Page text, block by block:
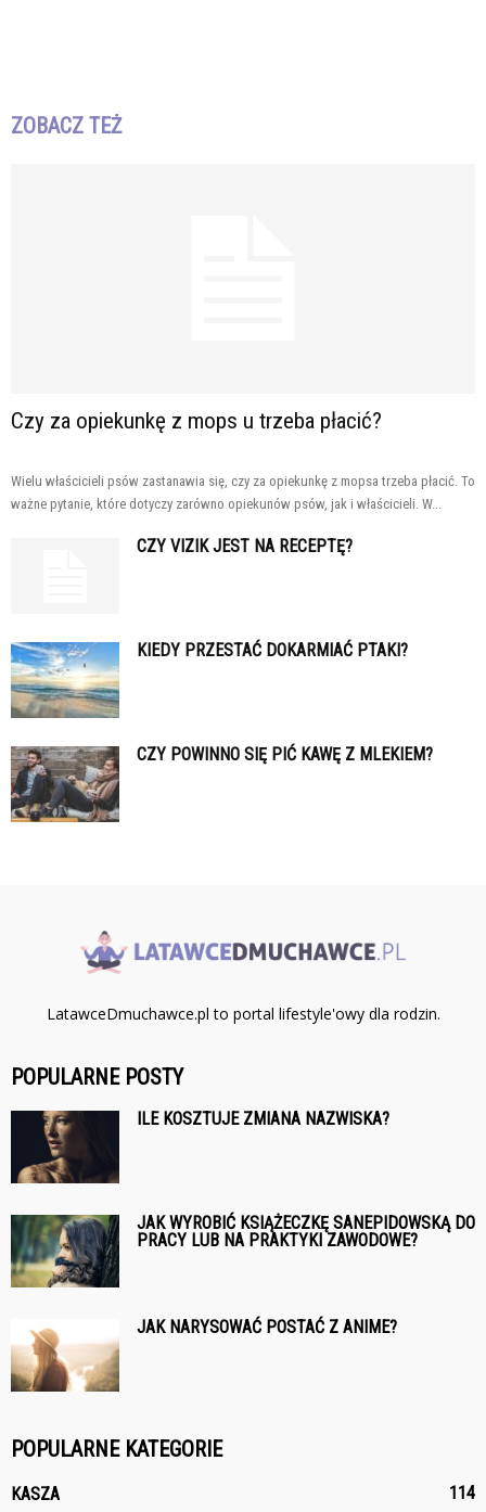
ZOBACZ TEŻ
Czy za opiekunkę z mops u trzeba płacić?
Wielu właścicieli psów zastanawia się, czy za opiekunkę z mopsa trzeba płacić. To
ważne pytanie, które dotyczy zarówno opiekunów psów, jak i właścicieli. W...
CZY VIZIK JEST NA RECEPTĘ?
KIEDY PRZESTAĆ DOKARMIAĆ PTAKI?
CZY POWINNO SIĘ PIĆ KAWĘ Z MLEKIEM?
LatawceDmuchawce.pl to portal lifestyle'owy dla rodzin.
POPULARNE POSTY
ILE KOSZTUJE ZMIANA NAZWISKA?
JAK WYROBIĆ KSIĄŻECZKĘ SANEPIDOWSKĄ DO
PRACY LUB NA PRAKTYKI ZAWODOWE?
JAK NARYSOWAĆ POSTAĆ Z ANIME?
POPULARNE KATEGORIE
KASZA 114